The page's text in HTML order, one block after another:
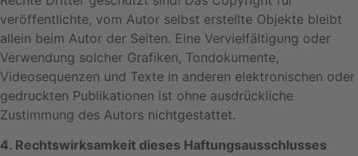
veröffentlichte, vom Autor selbst erstellte Objekte bleibt
allein beim Autor der Seiten. Eine Vervielfältigung oder
Verwendung solcher Grafiken, Tondokumente,
Videosequenzen und Texte in anderen elektronischen oder
gedruckten Publikationen ist ohne ausdrückliche
Zustimmung des Autors nichtgestattet.
4. Rechtswirksamkeit dieses Haftungsausschlusses